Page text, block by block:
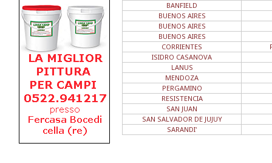
BANFIELD
BUENOS AIRES
BUENOS AIRES
BUENOS AIRES
CORRIENTES
ISIDRO CASANOVA
LANUS
MENDOZA
PERGAMINO
RESISTENCIA
SAN JUAN
SAN SALVADOR DE JUJUY
SARANDI'